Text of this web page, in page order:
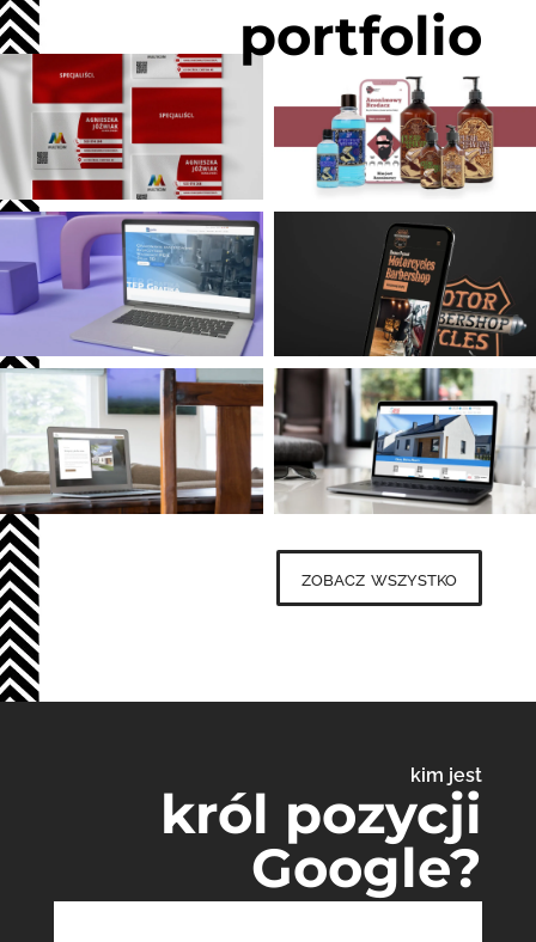
portfolio
zobacz wszystko
kim jest
król pozycji
Google?